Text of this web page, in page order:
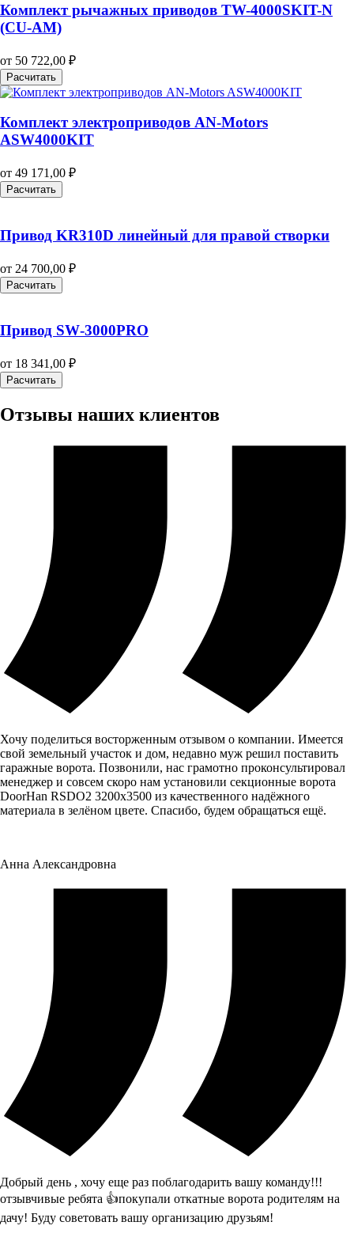
Комплект рычажных приводов TW-4000SKIT-N
(CU-AM)
от 50 722,00 ₽
Расчитать
Комплект электроприводов AN-Motors
ASW4000KIT
от 49 171,00 ₽
Расчитать
Привод KR310D линейный для правой створки
от 24 700,00 ₽
Расчитать
Привод SW‑3000PRO
от 18 341,00 ₽
Расчитать
Отзывы наших клиентов
Хочу поделиться восторженным отзывом о компании. Имеется
свой земельный участок и дом, недавно муж решил поставить
гаражные ворота. Позвонили, нас грамотно проконсультировал
менеджер и совсем скоро нам установили секционные ворота
DoorHan RSDO2 3200x3500 из качественного надёжного
материала в зелёном цвете. Спасибо, будем обращаться ещё.
Анна Александровна
Добрый день , хочу еще раз поблагодарить вашу команду!!!
отзывчивые ребята 👍покупали откатные ворота родителям на
дачу! Буду советовать вашу организацию друзьям!